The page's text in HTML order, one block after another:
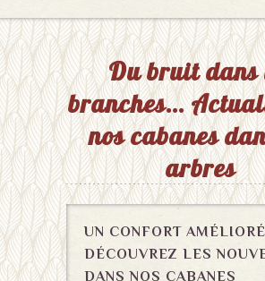
Du bruit dans
branches…
nos cabanes
arbres
UN CONFORT
DÉCOUVREZ LES
DANS NOS CABANES